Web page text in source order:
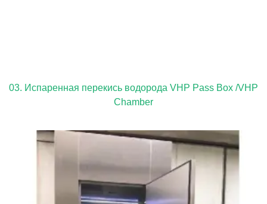
03. Испаренная перекись водорода VHP Pass Box /VHP
Chamber